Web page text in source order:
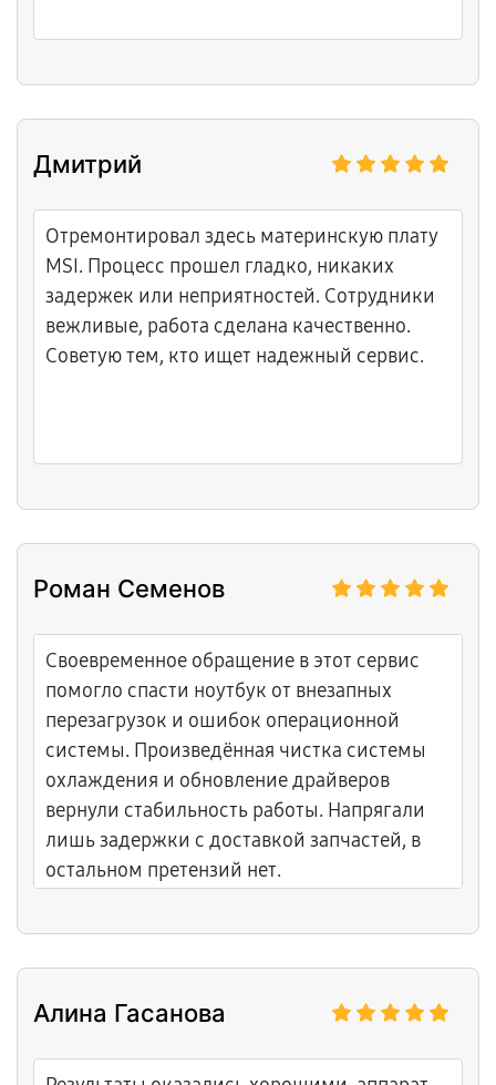
Дмитрий
Отремонтировал здесь материнскую плату
MSI. Процесс прошел гладко, никаких
задержек или неприятностей. Сотрудники
вежливые, работа сделана качественно.
Советую тем, кто ищет надежный сервис.
Роман Семенов
Своевременное обращение в этот сервис
помогло спасти ноутбук от внезапных
перезагрузок и ошибок операционной
системы. Произведённая чистка системы
охлаждения и обновление драйверов
вернули стабильность работы. Напрягали
лишь задержки с доставкой запчастей, в
остальном претензий нет.
Алина Гасанова